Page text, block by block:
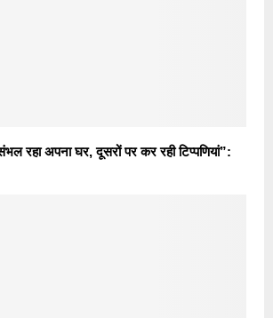
रहा अपना घर, दूसरों पर कर रही टिप्पणियां”: